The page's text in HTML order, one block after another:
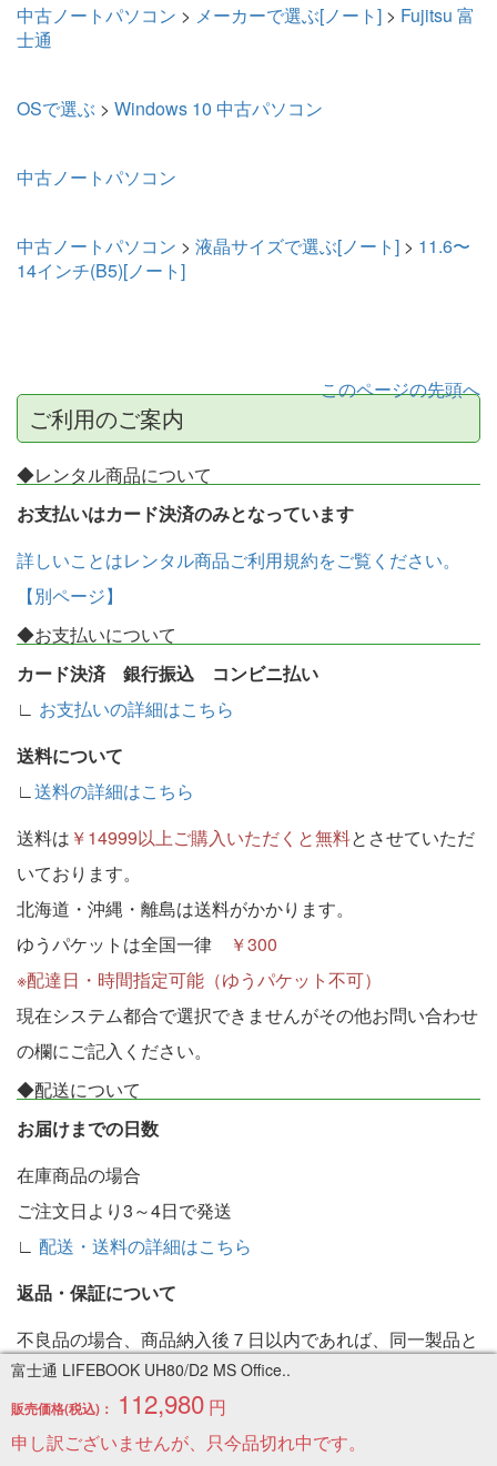
富士通 LIFEBOOK UH80/D2 MS Office..
販売価格(税込)： 112,980 円
申し訳ございませんが、只今品切れ中です。
中古ノートパソコン > メーカーで選ぶ[ノート] > Fujitsu 富
士通
OSで選ぶ > Windows 10 中古パソコン
中古ノートパソコン
中古ノートパソコン > 液晶サイズで選ぶ[ノート] > 11.6〜
14インチ(B5)[ノート]
このページの先頭へ
ご利用のご案内
◆レンタル商品について
お支払いはカード決済のみとなっています
詳しいことはレンタル商品ご利用規約をご覧ください。
【別ページ】
◆お支払いについて
カード決済 銀行振込 コンビニ払い
∟ お支払いの詳細はこちら
送料について
∟送料の詳細はこちら
送料は ￥14999以上ご購入いただくと無料とさせていただ
いております。
北海道・沖縄・離島は送料がかかります。
ゆうパケットは全国一律
￥300
※配達日・時間指定可能（ゆうパケット不可）
現在システム都合で選択できませんがその他お問い合わせ
の欄にご記入ください。
◆配送について
お届けまでの日数
在庫商品の場合
ご注文日より3～4日で発送
∟ 配送・送料の詳細はこちら
返品・保証について
不良品の場合、商品納入後７日以内であれば、同一製品と
交換させて頂きます。在庫が無い場合は返金いたします。
∟返品・保証の詳細はこちら
◆お問い合わせ